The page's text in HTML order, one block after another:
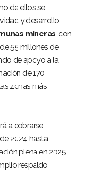
de ellos se
y desarrollo
mineras, con
55 millones de
de apoyo a la
de 170
zonas más
a cobrarse
2024 hasta
plena en 2025.
respaldo